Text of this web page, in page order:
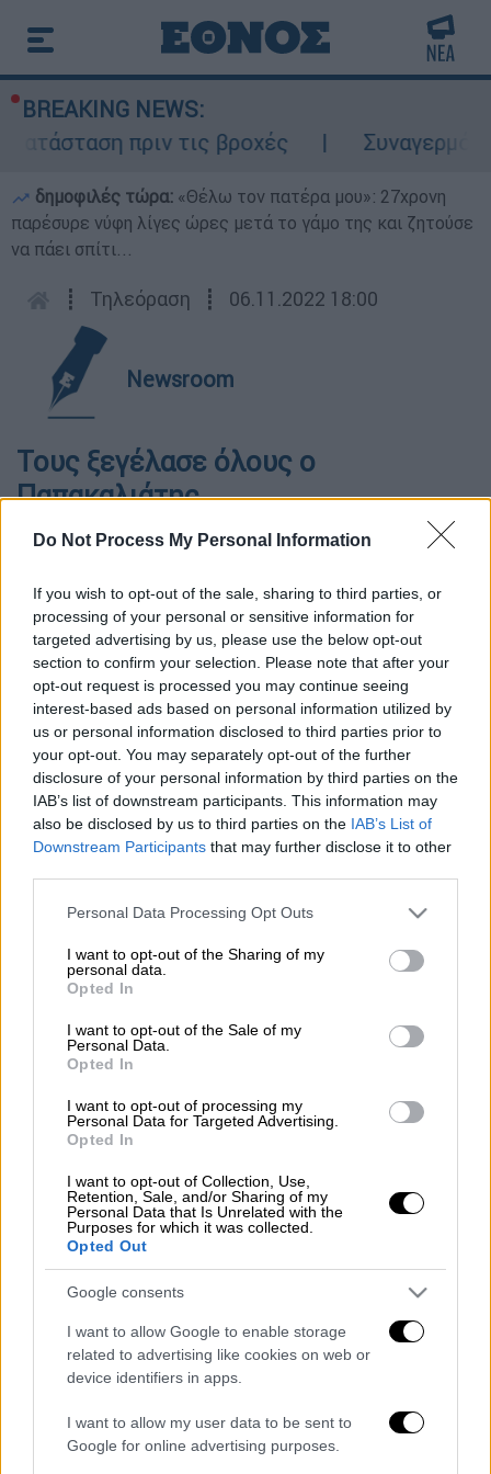
Do Not Process My Personal Information
If you wish to opt-out of the sale, sharing to third parties, or
processing of your personal or sensitive information for
targeted advertising by us, please use the below opt-out
section to confirm your selection. Please note that after your
opt-out request is processed you may continue seeing
interest-based ads based on personal information utilized by
us or personal information disclosed to third parties prior to
your opt-out. You may separately opt-out of the further
disclosure of your personal information by third parties on the
IAB’s list of downstream participants. This information may
also be disclosed by us to third parties on the IAB’s List of
Downstream Participants that may further disclose it to other
Please note that this website/app uses one or more Google
not limited to your visit or usage behaviour. You may click to
grant or deny consent to Google and its third-party tags to
use your data for below specified purposes in below Google
consent section.
Personal Data Processing Opt Outs
I want to opt-out of the Sharing of my
personal data.
Opted In
I want to opt-out of the Sale of my
Personal Data.
Opted In
I want to opt-out of processing my
Personal Data for Targeted Advertising.
Opted In
I want to opt-out of Collection, Use,
Retention, Sale, and/or Sharing of my
Personal Data that Is Unrelated with the
Purposes for which it was collected.
Opted Out
Google consents
I want to allow Google to enable storage
related to advertising like cookies on web or
device identifiers in apps.
I want to allow my user data to be sent to
Google for online advertising purposes.
BREAKING NEWS:
πριν τις βροχές
Συναγερμός
δημοφιλές τώρα: «Θέλω τον πατέρα μου»: 27χρονη
παρέσυρε νύφη λίγες ώρες μετά το γάμο της και ζητούσε
να πάει σπίτι...
┋ Τηλεόραση ┋ 06.11.2022 18:00
Newsroom
Τους ξεγέλασε όλους ο
Παπακαλιάτης...
Προσθέστε το ΕΘΝΟΣ στη Google
Όλοι πίστευαν κάτι διαφορετικό, όμως
άλλη γνώμη.
dailymedia.com.gr
Kadebostany στο ethnos.gr: «Κάποτε
«Χωρίς σκηνές και κουβέρτες σε ακραίες
θερμοκρασίες»: Σε δραματικές συνθήκες
τουρίστα στην Κρήτη: Σε ενήλικη η
πρόταση για σεξουαλική συνεύρεση
προχωρημένη σήψη εντοπίστηκε κοντά
στους Αγίους Ισιδώρους